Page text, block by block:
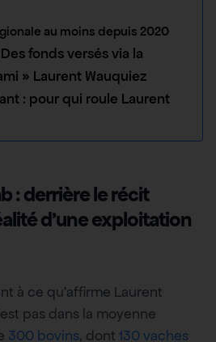
au moins depuis 2020
fonds versés via la
» Laurent Wauquiez
: pour qui roule Laurent
: derrière le récit
d’une exploitation
à ce qu’affirme Laurent
pas dans la moyenne
300 bovins, dont 130 vaches